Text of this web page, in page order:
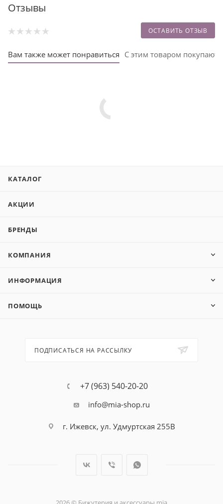
Отзывы
ОСТАВИТЬ ОТЗЫВ
Вам также может понравиться С этим товаром покупают
КАТАЛОГ
АКЦИИ
БРЕНДЫ
КОМПАНИЯ
ИНФОРМАЦИЯ
ПОМОЩЬ
ПОДПИСАТЬСЯ НА РАССЫЛКУ
+7 (963) 540-20-20
info@mia-shop.ru
г. Ижевск, ул. Удмуртская 255В